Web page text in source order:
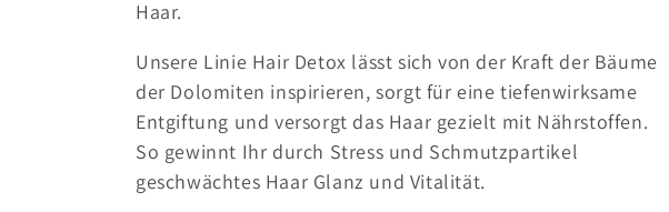
t
e
g
Haar.
Unsere Linie Hair Detox lässt sich von der Kraft der Bäume
der Dolomiten inspirieren, sorgt für eine tiefenwirksame
Entgiftung und versorgt das Haar gezielt mit Nährstoffen.
So gewinnt Ihr durch Stress und Schmutzpartikel
geschwächtes Haar Glanz und Vitalität.